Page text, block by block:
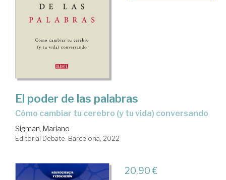
El poder de las palabras
cómo cambiar tu cerebro (y tu vida) conversando
Sigman, Mariano
Editorial Debate. Barcelona, 2022
20,90 €